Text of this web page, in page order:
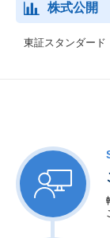
株式公開
東証スタンダード